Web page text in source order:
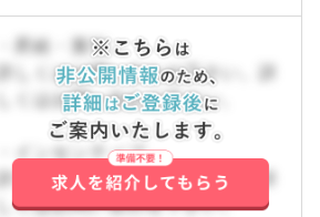
・昇給・賞与
詳しくはお問い合わせ下さい。詳
しくはお問い合わせ下さい。
・インセンティブ
詳しくはお問い合わせ下さい。詳
しくはお問い合わせ下さい。